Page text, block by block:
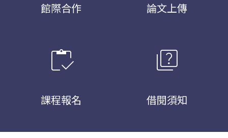
館際合作 論文上傳
inventory
課程報名
quiz
借閱須知